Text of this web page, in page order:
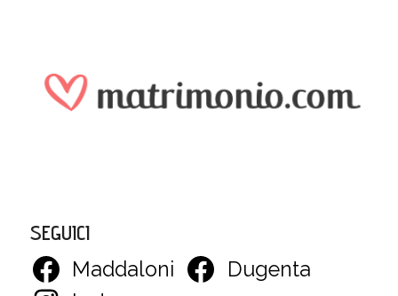
SEGUICI
Maddaloni
Dugenta